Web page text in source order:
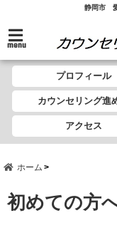
静岡市
menu
プロフィール
カウンセリング進
アクセス
ホーム
初めての方